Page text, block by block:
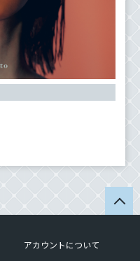
アカウントについて